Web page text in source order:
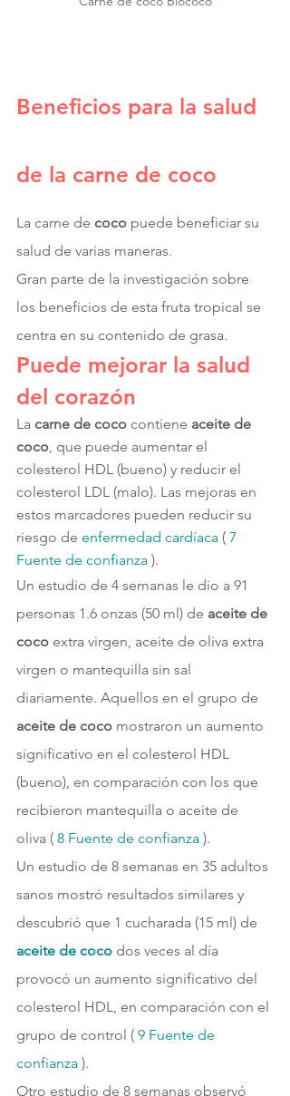
Beneficios para la salud
de la carne de coco
La carne de coco puede beneficiar su
salud de varias maneras.
Gran parte de la investigación sobre
los beneficios de esta fruta tropical se
centra en su contenido de grasa.
Puede mejorar la salud
del corazón
La carne de coco contiene aceite de
coco, que puede aumentar el
colesterol HDL (bueno) y reducir el
colesterol LDL (malo). Las mejoras en
estos marcadores pueden reducir su
riesgo de enfermedad cardíaca ( 7
Fuente de confianza ).
Un estudio de 4 semanas le dio a 91
personas 1.6 onzas (50 ml) de aceite de
coco extra virgen, aceite de oliva extra
virgen o mantequilla sin sal
diariamente. Aquellos en el grupo de
aceite de coco mostraron un aumento
significativo en el colesterol HDL
(bueno), en comparación con los que
recibieron mantequilla o aceite de
oliva ( 8 Fuente de confianza ).
Un estudio de 8 semanas en 35 adultos
sanos mostró resultados similares y
descubrió que 1 cucharada (15 ml) de
aceite de coco dos veces al día
provocó un aumento significativo del
colesterol HDL, en comparación con el
grupo de control ( 9 Fuente de
confianza ).
Otro estudio de 8 semanas observó